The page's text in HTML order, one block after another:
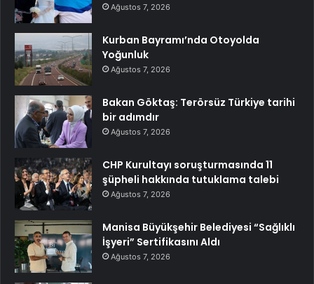
Ağustos 7, 2026
Kurban Bayramı’nda Otoyolda
Yoğunluk
Ağustos 7, 2026
Bakan Göktaş: Terörsüz Türkiye tarihi
bir adımdır
Ağustos 7, 2026
CHP Kurultayı soruşturmasında 11
şüpheli hakkında tutuklama talebi
Ağustos 7, 2026
Manisa Büyükşehir Belediyesi “Sağlıklı
İşyeri” Sertifikasını Aldı
Ağustos 7, 2026